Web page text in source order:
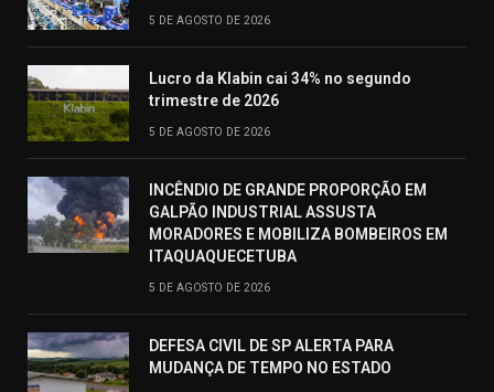
5 DE AGOSTO DE 2026
Lucro da Klabin cai 34% no segundo
trimestre de 2026
5 DE AGOSTO DE 2026
INCÊNDIO DE GRANDE PROPORÇÃO EM
GALPÃO INDUSTRIAL ASSUSTA
MORADORES E MOBILIZA BOMBEIROS EM
ITAQUAQUECETUBA
5 DE AGOSTO DE 2026
DEFESA CIVIL DE SP ALERTA PARA
MUDANÇA DE TEMPO NO ESTADO